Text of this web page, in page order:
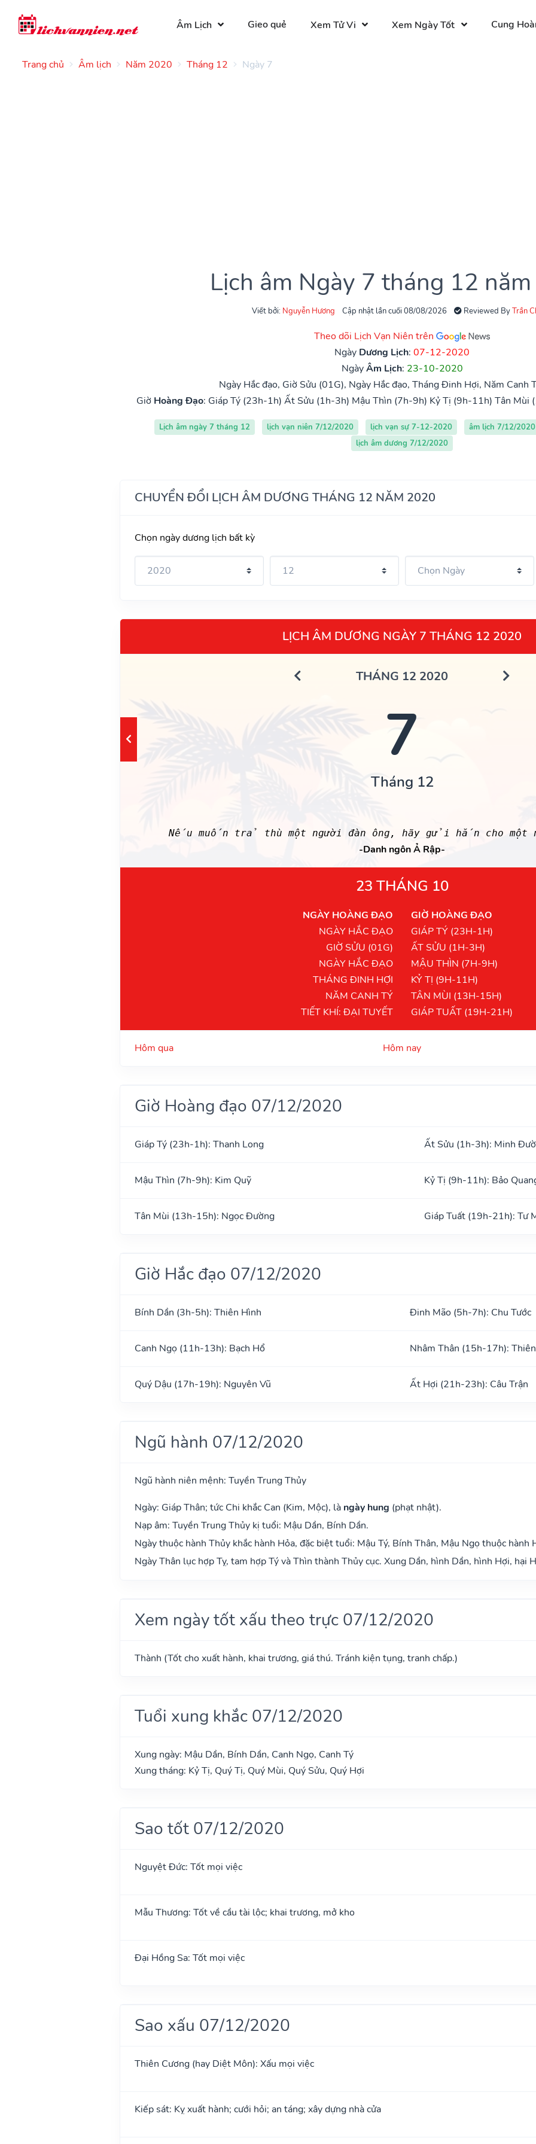
Âm Lịch Gieo quẻ Xem Tử Vi Xem Ngày Tốt Cung
Trang chủ Âm lịch Năm 2020 Tháng 12 Ngày 7
Lịch âm Ngày 7 tháng 12
Viết bởi: Nguyễn Hương Cập nhật lần cuối 08/08/2026 Reviewed ByTrần
Theo dõi Lịch Vạn Niên trên
Ngày Dương Lịch: 07-12-2020
NgàyÂm Lịch: 23-10-2020
Ngày Hắc đạo, Giờ Sửu (01G), Ngày Hắc đạo, Tháng Đinh Hợi, Năm Canh
Giờ Hoàng Đạo: Giáp Tý (23h-1h) Ất Sửu (1h-3h) Mậu Thìn (7h-9h) Kỷ Tị (9h-11h) Tân Mùi
Lịch âm ngày 7 tháng 12 lịch vạn niên 7/12/2020 lịch vạn sự 7-12-2020 âm lịch 7/12/2020
lịch âm dương 7/12/2020
CHUYỂN ĐỔI LỊCH ÂM DƯƠNG THÁNG 12 NĂM 2020
Chọn ngày dương lịch bất kỳ
LỊCH ÂM DƯƠNG NGÀY 7 THÁNG 12 2020
THÁNG 12 2020
7
Tháng 12
Nếu muốn trả thù một người đàn ông, hãy gửi hắn cho một
-Danh ngôn Ả Rập-
23 THÁNG 10
NGÀY HOÀNG ĐẠO
NGÀY HẮC ĐẠO
GIỜ SỬU (01G)
NGÀY HẮC ĐẠO
THÁNG ĐINH HỢI
NĂM CANH TÝ
TIẾT KHÍ: ĐẠI TUYẾT
GIỜ HOÀNG ĐẠO
GIÁP TÝ (23H-1H)
ẤT SỬU (1H-3H)
MẬU THÌN (7H-9H)
KỶ TỊ (9H-11H)
TÂN MÙI (13H-15H)
GIÁP TUẤT (19H-21H)
Hôm qua Hôm nay
Giờ Hoàng đạo 07/12/2020
Giáp Tý (23h-1h): Thanh Long Ất Sửu (1h-3h): Minh
Mậu Thìn (7h-9h): Kim Quỹ Kỷ Tị (9h-11h): Bảo
Tân Mùi (13h-15h): Ngọc Đường Giáp Tuất (19h-21h): Tư
Giờ Hắc đạo 07/12/2020
Bính Dần (3h-5h): Thiên Hình Đinh Mão (5h-7h): Chu Tước
Canh Ngọ (11h-13h): Bạch Hổ Nhâm Thân (15h-17h):
Quý Dậu (17h-19h): Nguyên Vũ Ất Hợi (21h-23h): Câu Trận
Ngũ hành 07/12/2020
Ngũ hành niên mệnh: Tuyền Trung Thủy
Ngày: Giáp Thân; tức Chi khắc Can (Kim, Mộc), là ngày hung (phạt nhật).
Nạp âm: Tuyền Trung Thủy kị tuổi: Mậu Dần, Bính Dần.
Ngày thuộc hành Thủy khắc hành Hỏa, đặc biệt tuổi: Mậu Tý, Bính Thân, Mậu Ngọ thuộc hành
Ngày Thân lục hợp Tỵ, tam hợp Tý và Thìn thành Thủy cục. Xung Dần, hình Dần, hình Hợi, hại
Xem ngày tốt xấu theo trực 07/12/2020
Thành (Tốt cho xuất hành, khai trương, giá thú. Tránh kiện tụng, tranh chấp.)
Tuổi xung khắc 07/12/2020
Xung ngày: Mậu Dần, Bính Dần, Canh Ngọ, Canh Tý
Xung tháng: Kỷ Tị, Quý Tị, Quý Mùi, Quý Sửu, Quý Hợi
Sao tốt 07/12/2020
Nguyệt Đức: Tốt mọi việc
Mẫu Thương: Tốt về cầu tài lộc; khai trương, mở kho
Đại Hồng Sa: Tốt mọi việc
Sao xấu 07/12/2020
Thiên Cương (hay Diệt Môn): Xấu mọi việc
Kiếp sát: Kỵ xuất hành; cưới hỏi; an táng; xây dựng nhà cửa